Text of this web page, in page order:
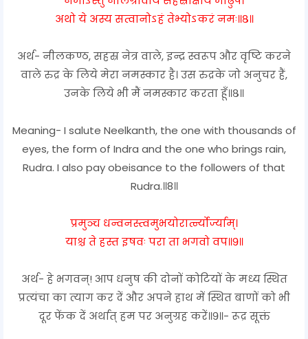
अथो ये अस्य सत्वानोऽहं तेभ्योऽकरं नमः॥८॥
अर्थ- नीलकण्ठ, सहस्र नेत्र वाले, इन्द्र स्वरूप और वृष्टि करने
वाले रुद्र के लिये मेरा नमस्कार है। उस रुद्रके जो अनुचर हैं,
उनके लिये भी मैं नमस्कार करता हूँ॥८॥
Meaning- I salute Neelkanth, the one with thousands of
eyes, the form of Indra and the one who brings rain,
Rudra. I also pay obeisance to the followers of that
Rudra.॥8॥
प्रमुञ्च धन्वनस्त्वमुभयोरार्त्न्योर्ज्याम्।
याश्च ते हस्त इषवः परा ता भगवो वप॥९॥
अर्थ- हे भगवन्! आप धनुष की दोनों कोटियों के मध्य स्थित
प्रत्यंचा का त्याग कर दें और अपने हाथ में स्थित बाणों को भी
दूर फेंक दें अर्थात् हम पर अनुग्रह करें॥९॥- रूद्र सूक्तं